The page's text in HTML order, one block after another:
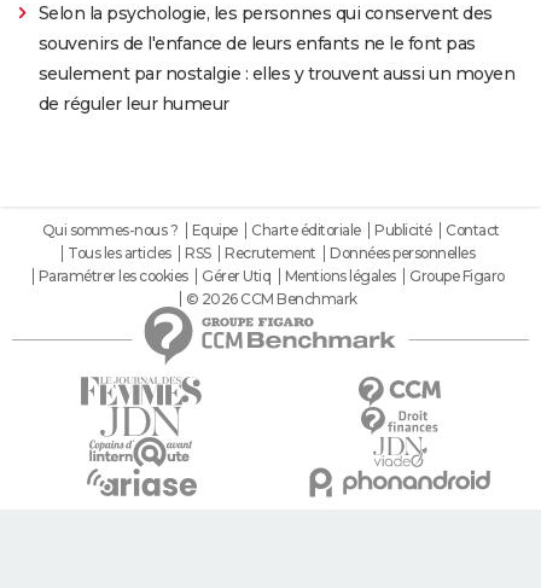
Selon la psychologie, les personnes qui conservent des
souvenirs de l'enfance de leurs enfants ne le font pas
seulement par nostalgie : elles y trouvent aussi un moyen
de réguler leur humeur
Qui sommes-nous ? Equipe Charte éditoriale Publicité
Contact
Tous les articles
RSS Recrutement
Données personnelles
Paramétrer les cookies
Gérer Utiq Mentions légales
Groupe Figaro
© 2026 CCM Benchmark